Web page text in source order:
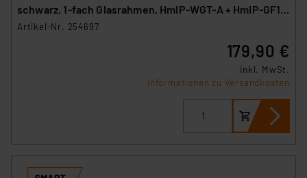
schwarz, 1-fach Glasrahmen, HmIP-WGT-A + HmIP-GF1-
A
Artikel-Nr. 254697
179,90 €
inkl. MwSt.
Informationen zu Versandkosten